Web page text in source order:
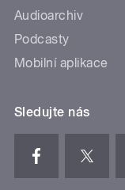
Audioarchiv
Podcasty
Mobilní aplikace
Sledujte nás